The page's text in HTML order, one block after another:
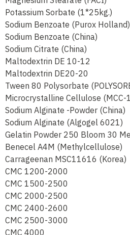
Potassium Sorbate (1*25kg.)
Sodium Benzoate (Purox Holland)
Sodium Benzoate (China)
Sodium Citrate (China)
Maltodextrin DE 10-12
Maltodextrin DE20-20
Tween 80 Polysorbate
Microcrystalline Cellulose (MCC-
Sodium Alginate -Powder (China)
Sodium Alginate (Algogel 6021)
Gelatin Powder 250 Bloom 30
Benecel A4M (Methylcellulose)
Carrageenan MSC11616 (Korea)
CMC 1200-2000
CMC 1500-2500
CMC 2000-2500
CMC 2400-2600
CMC 2500-3000